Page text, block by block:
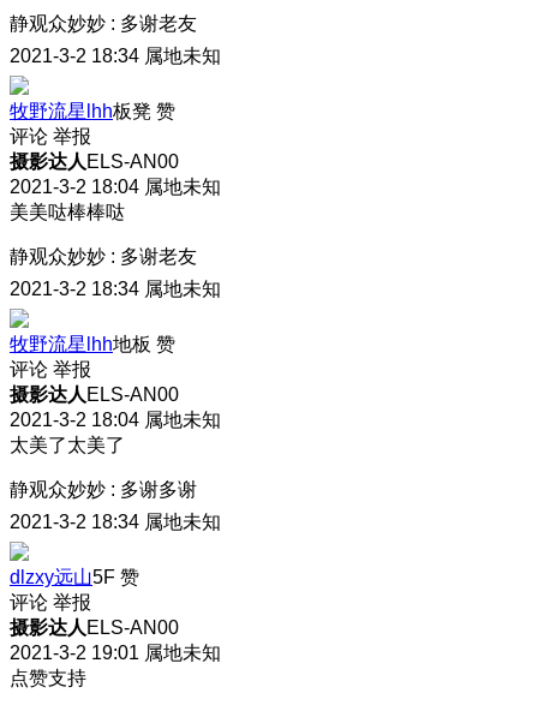
静观众妙妙 : 多谢老友
2021-3-2 18:34 属地未知
牧野流星lhh板凳 赞
评论 举报
摄影达人 ELS-AN00
2021-3-2 18:04 属地未知
美美哒棒棒哒
静观众妙妙 : 多谢老友
2021-3-2 18:34 属地未知
牧野流星lhh地板 赞
评论 举报
摄影达人 ELS-AN00
2021-3-2 18:04 属地未知
太美了太美了
静观众妙妙 : 多谢多谢
2021-3-2 18:34 属地未知
dlzxy远山5F 赞
评论 举报
摄影达人 ELS-AN00
2021-3-2 19:01 属地未知
点赞支持